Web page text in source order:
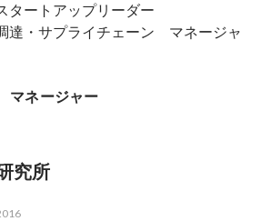
タートアップリーダー
達・サプライチェーン　マネージャ
マネージャー
究所